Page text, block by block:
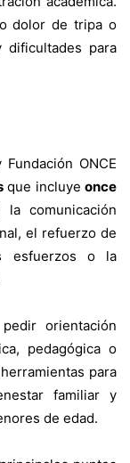
dolor de tripa o
para
ONCE
que incluye once
comunicación
el refuerzo de
esfuerzos o la
orientación
pedagógica o
para
familiar y
de edad.